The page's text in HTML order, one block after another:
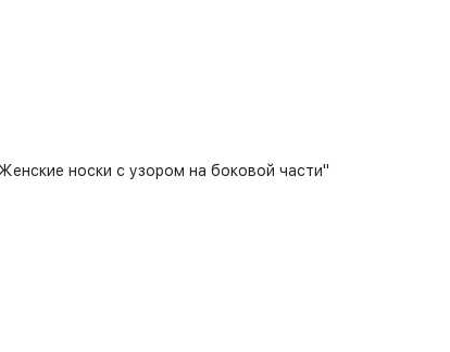
носки с узором на боковой части"